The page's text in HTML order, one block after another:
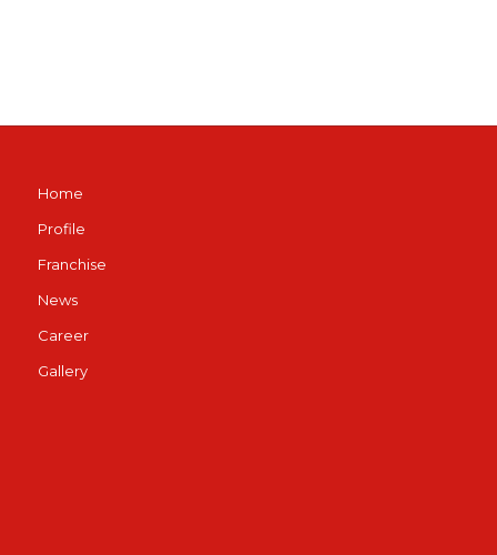
Home
Profile
Franchise
News
Career
Gallery